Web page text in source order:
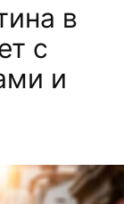
в
с
и